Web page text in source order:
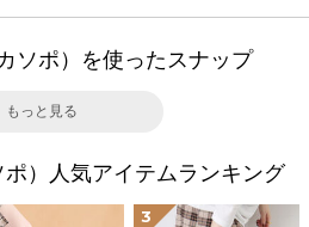
ソポ）を使ったスナップ
もっと見る
）人気アイテムランキング
3